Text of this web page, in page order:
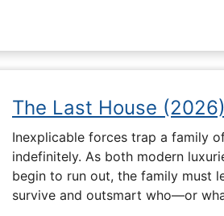
The Last House (2026)
Inexplicable forces trap a family
indefinitely. As both modern
begin to run out, the family must
survive and outsmart who—or